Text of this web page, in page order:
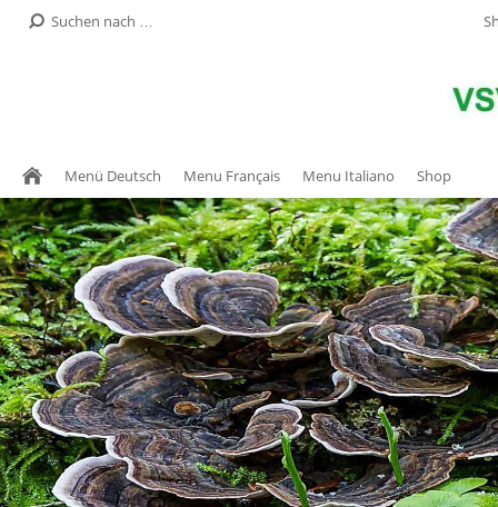
Menü Deutsch Menu Français Menu Italiano Shop